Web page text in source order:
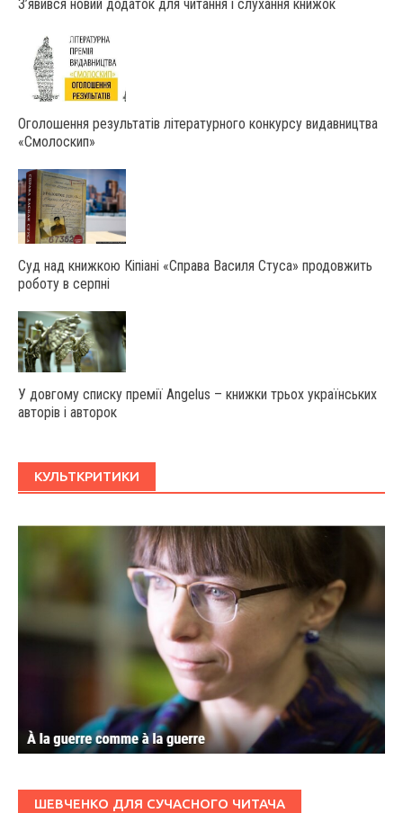
З’явився новий додаток для читання і слухання книжок
Оголошення результатів літературного конкурсу видавництва
«Смолоскип»
Суд над книжкою Кіпіані «Справа Василя Стуса» продовжить
роботу в серпні
У довгому списку премії Angelus – книжки трьох українських
авторів і авторок
КУЛЬТКРИТИКИ
ШЕВЧЕНКО ДЛЯ СУЧАСНОГО ЧИТАЧА